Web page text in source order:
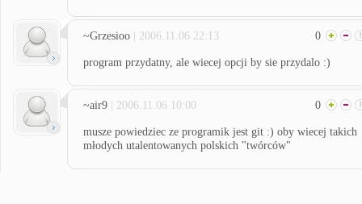
~Grzesioo | 2006.11.06 22:13 0
program przydatny, ale wiecej opcji by sie przydalo :)
~air9 | 2006.11.06 10:00 0
musze powiedziec ze programik jest git :) oby wiecej takich
młodych utalentowanych polskich "twórców"